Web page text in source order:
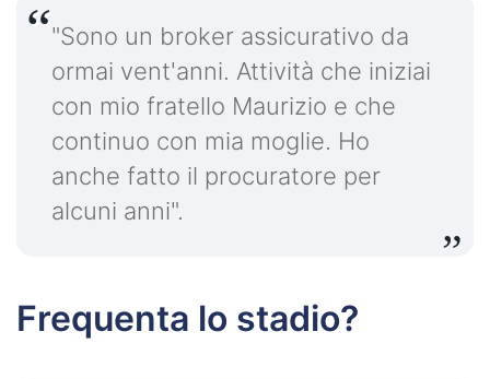
"Sono un broker assicurativo da
ormai vent'anni. Attività che iniziai
con mio fratello Maurizio e che
continuo con mia moglie. Ho
anche fatto il procuratore per
alcuni anni".
Frequenta lo stadio?